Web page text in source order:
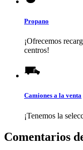
Propano
¡Ofrecemos
centros!
Camiones a la venta
¡Tenemos la
Comentarios